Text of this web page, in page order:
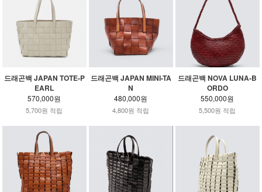
드래곤백 JAPAN TOTE-P
EARL
570,000원
5,700원 적립
드래곤백 JAPAN MINI-TA
N
480,000원
4,800원 적립
드래곤백 NOVA LUNA-B
ORDO
550,000원
5,500원 적립